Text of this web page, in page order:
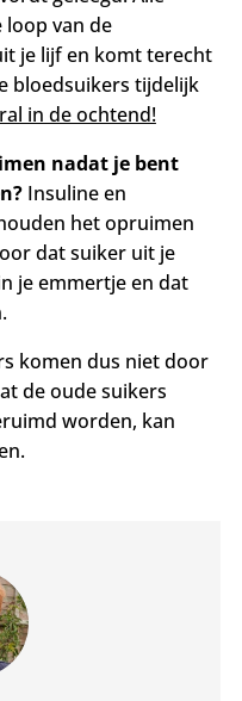
van de
je lijf en komt terecht
bloedsuikers tijdelijk
in de ochtend!
nadat je bent
Insuline en
het opruimen
dat suiker uit je
je emmertje en dat
komen dus niet door
de oude suikers
worden, kan